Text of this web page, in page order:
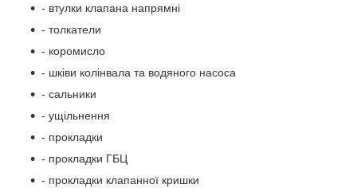
- втулки клапана напрямні
- толкатели
- коромисло
- шківи колінвала та водяного насоса
- сальники
- ущільнення
- прокладки
- прокладки ГБЦ
- прокладки клапанної кришки